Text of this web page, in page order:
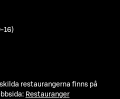
16)
restaurangerna finns på
Restauranger